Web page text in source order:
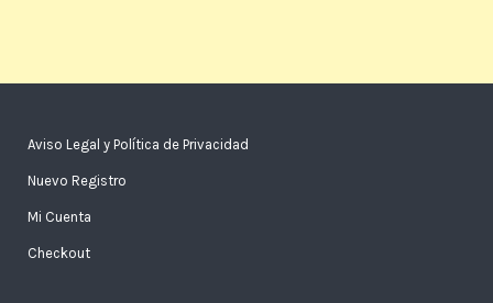
Aviso Legal y Política de Privacidad
Nuevo Registro
Mi Cuenta
Checkout